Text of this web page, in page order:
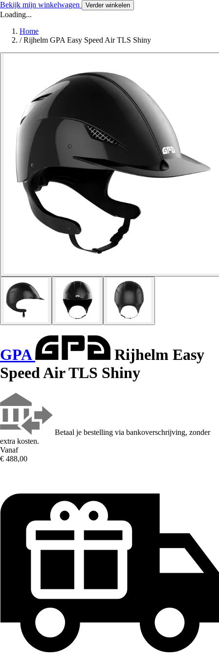
Bekijk mijn winkelwagen Verder winkelen
Loading...
Home
/ Rijhelm GPA Easy Speed Air TLS Shiny
GPA
Rijhelm Easy
Speed Air TLS Shiny
Betaal je bestelling via bankoverschrijving, zonder
extra kosten.
Vanaf
€ 488,00